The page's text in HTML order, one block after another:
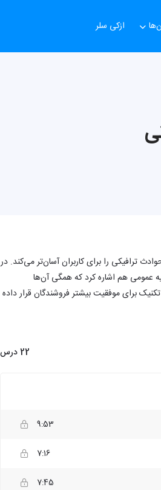
ازکی سلر
ترافیکی را برای کاربران آسان‌تر می‌کند. در
عمومی هم اشاره کرد که همگی آن‌ها
برای موفقیت بیشتر فروشندگان قرار داده
22 درس
9:53
7:16
7:45